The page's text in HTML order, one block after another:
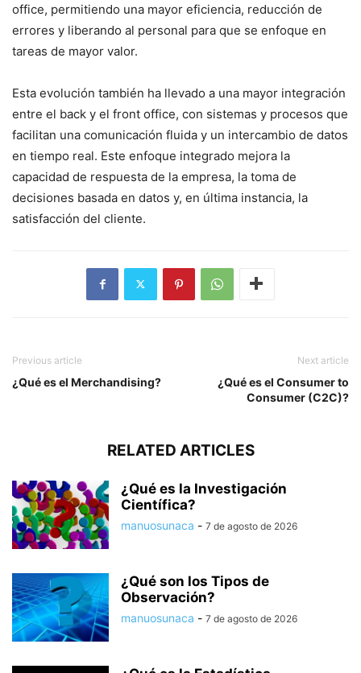
office, permitiendo una mayor eficiencia, reducción de
errores y liberando al personal para que se enfoque en
tareas de mayor valor.
Esta evolución también ha llevado a una mayor integración
entre el back y el front office, con sistemas y procesos que
facilitan una comunicación fluida y un intercambio de datos
en tiempo real. Este enfoque integrado mejora la
capacidad de respuesta de la empresa, la toma de
decisiones basada en datos y, en última instancia, la
satisfacción del cliente.
Previous article
¿Qué es el Merchandising?
Next article
¿Qué es el Consumer to
Consumer (C2C)?
RELATED ARTICLES
¿Qué es la Investigación
Científica?
manuosunaca - 7 de agosto de 2026
¿Qué son los Tipos de
Observación?
manuosunaca - 7 de agosto de 2026